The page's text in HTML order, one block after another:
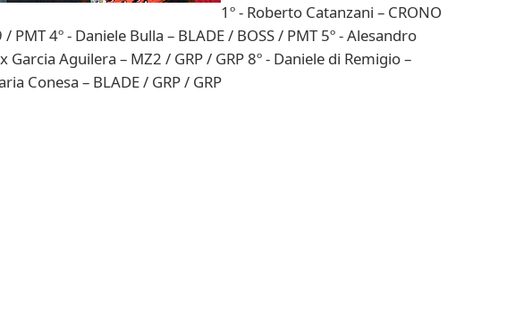
1º - Roberto Catanzani – CRONO
PMT 4º - Daniele Bulla – BLADE / BOSS / PMT 5º - Alesandro
Garcia Aguilera – MZ2 / GRP / GRP 8º - Daniele di Remigio –
Conesa – BLADE / GRP / GRP